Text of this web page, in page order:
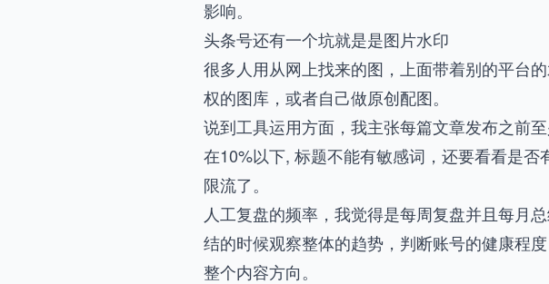
影响。
头条号还有一个坑就是是图片水印
很多人用从网上找来的图，上面带着别的平台
权的图库，或者自己做原创配图。
说到工具运用方面，我主张每篇文章发布之前
在10%以下, 标题不能有敏感词，还要看看是
限流了。
人工复盘的频率，我觉得是每周复盘并且每月
结的时候观察整体的趋势，判断账号的健康程
整个内容方向。